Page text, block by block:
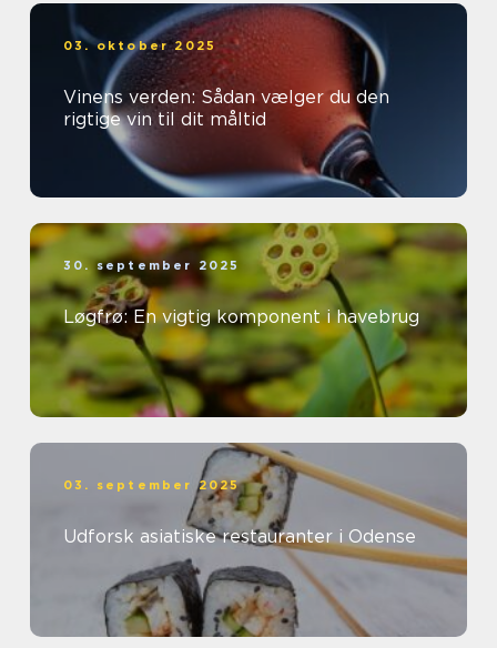
03. oktober 2025
Vinens verden: Sådan vælger du den
rigtige vin til dit måltid
30. september 2025
Løgfrø: En vigtig komponent i havebrug
03. september 2025
Udforsk asiatiske restauranter i Odense